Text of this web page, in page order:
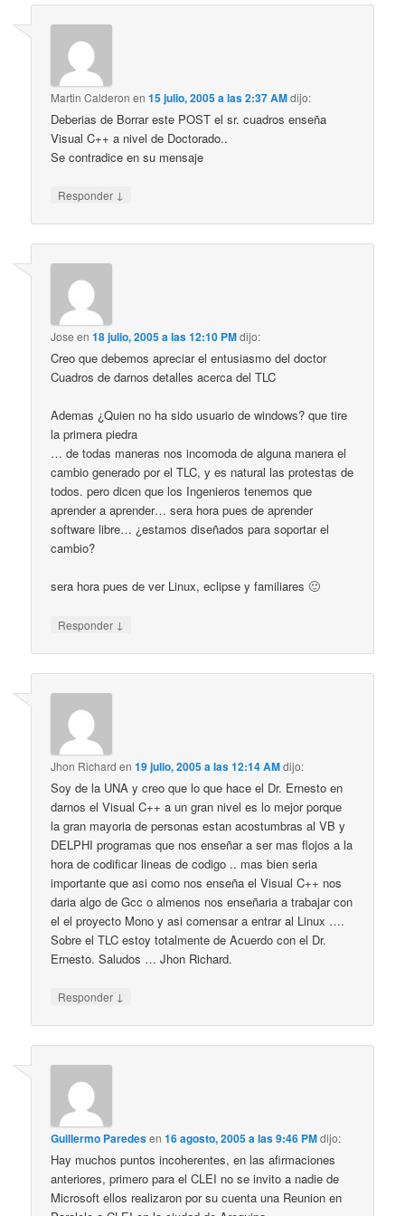
Martin Calderon en15 julio, 2005 a las 2:37 AMdijo:
Deberias de Borrar este POST el sr. cuadros enseña
Visual C++ a nivel de Doctorado..
Se contradice en su mensaje
Responder ↓
Jose en18 julio, 2005 a las 12:10 PMdijo:
Creo que debemos apreciar el entusiasmo del doctor
Cuadros de darnos detalles acerca del TLC
Ademas ¿Quien no ha sido usuario de windows? que tire
la primera piedra
… de todas maneras nos incomoda de alguna manera el
cambio generado por el TLC, y es natural las protestas de
todos. pero dicen que los Ingenieros tenemos que
aprender a aprender… sera hora pues de aprender
software libre… ¿estamos diseñados para soportar el
cambio?
sera hora pues de ver Linux, eclipse y familiares 🙂
Responder ↓
Jhon Richard en19 julio, 2005 a las 12:14 AMdijo:
Soy de la UNA y creo que lo que hace el Dr. Ernesto en
darnos el Visual C++ a un gran nivel es lo mejor porque
la gran mayoria de personas estan acostumbras al VB y
DELPHI programas que nos enseñar a ser mas flojos a la
hora de codificar lineas de codigo .. mas bien seria
importante que asi como nos enseña el Visual C++ nos
daria algo de Gcc o almenos nos enseñaria a trabajar con
el el proyecto Mono y asi comensar a entrar al Linux ….
Sobre el TLC estoy totalmente de Acuerdo con el Dr.
Ernesto. Saludos … Jhon Richard.
Responder ↓
Guillermo Paredesen16 agosto, 2005 a las 9:46 PMdijo:
Hay muchos puntos incoherentes, en las afirmaciones
anteriores, primero para el CLEI no se invito a nadie de
Microsoft ellos realizaron por su cuenta una Reunion en